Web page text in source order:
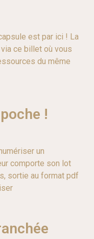
est par ici ! La
ce billet où vous
du même
!
un
comporte son lot
sortie au format pdf